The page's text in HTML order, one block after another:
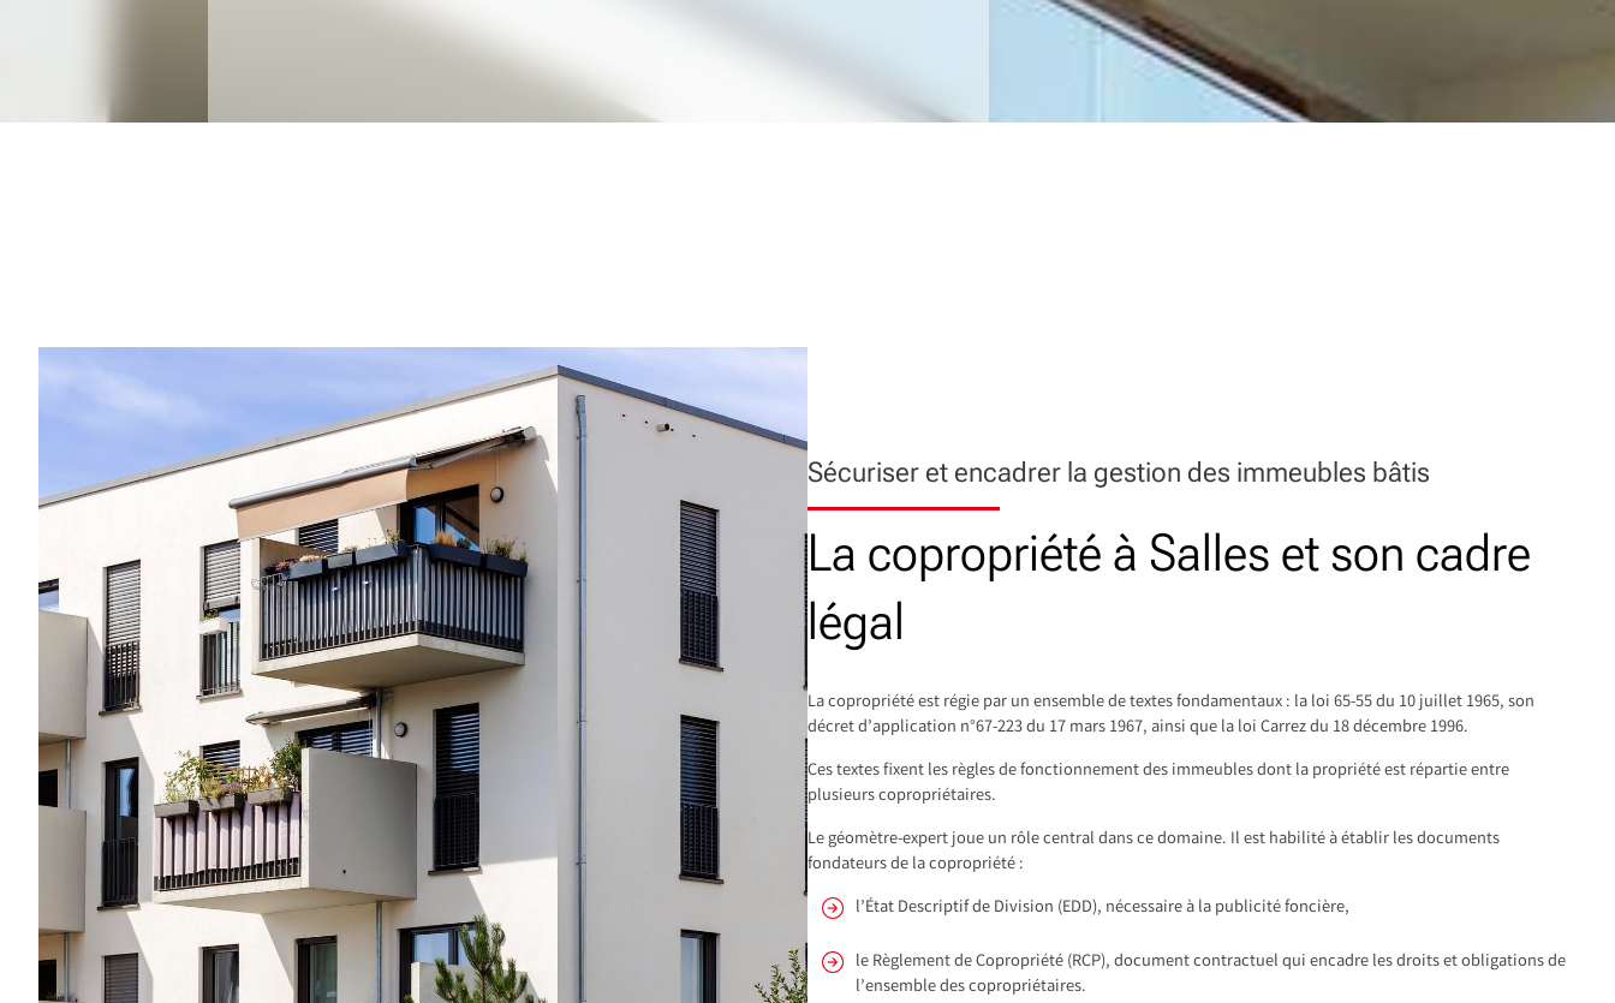
Sécuriser et encadrer la gestion des immeubles bâtis
La copropriété à Salles et son cadre
légal
La copropriété est régie par un ensemble de textes fondamentaux : la loi 65-55 du 10 juillet 1965, son
décret d’application n°67-223 du 17 mars 1967, ainsi que la loi Carrez du 18 décembre 1996.
Ces textes fixent les règles de fonctionnement des immeubles dont la propriété est répartie entre
plusieurs copropriétaires.
Le géomètre-expert joue un rôle central dans ce domaine. Il est habilité à établir les documents
fondateurs de la copropriété :
l’État Descriptif de Division (EDD), nécessaire à la publicité foncière,
le Règlement de Copropriété (RCP), document contractuel qui encadre les droits et obligations de
l’ensemble des copropriétaires.